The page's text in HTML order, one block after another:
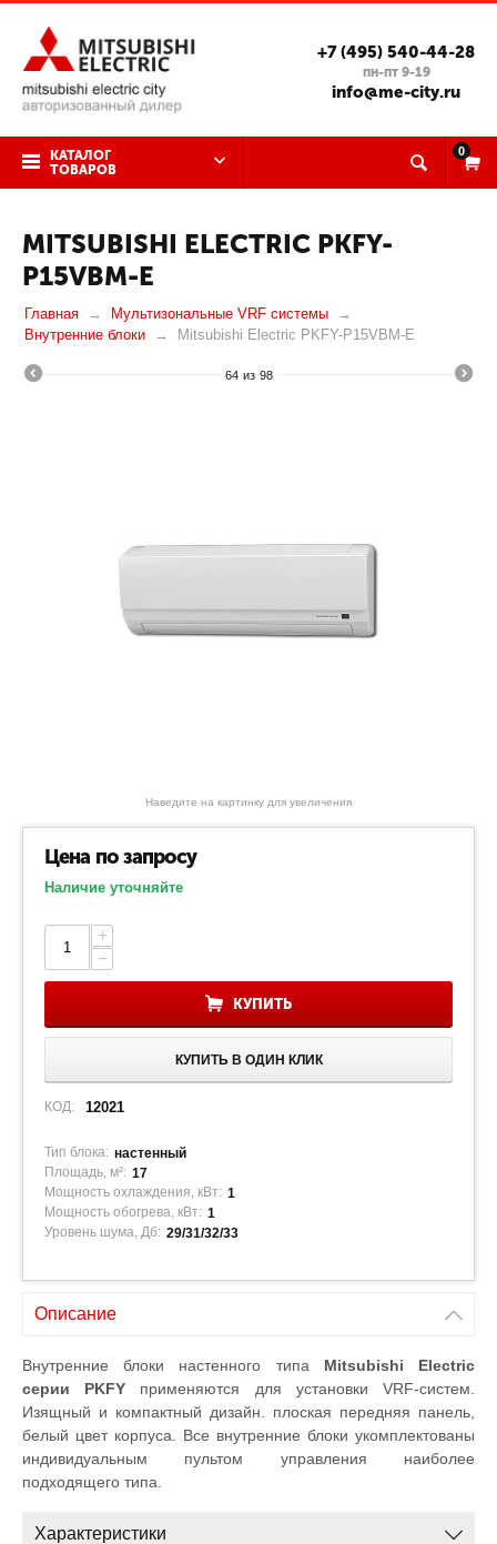
+7 (495) 540-44-28
пн-пт 9-19
info@me-city.ru
КАТАЛОГ
ТОВАРОВ
0
MITSUBISHI ELECTRIC PKFY-
P15VBM-E
Главная
Мультизональные VRF системы
Внутренние блоки
Mitsubishi Electric PKFY-P15VBM-E
64 из 98
Наведите на картинку для увеличения
Цена по запросу
Наличие уточняйте
+
−
КУПИТЬ
КУПИТЬ В ОДИН КЛИК
КОД: 12021
Тип блока: настенный
Площадь, м²: 17
Мощность охлаждения, кВт: 1
Мощность обогрева, кВт: 1
Уровень шума, Дб: 29/31/32/33
Описание
Внутренние блоки настенного типа Mitsubishi Electric
серии PKFY применяются для установки VRF-систем.
Изящный и компактный дизайн. плоская передняя панель,
белый цвет корпуса. Все внутренние блоки укомплектованы
индивидуальным пультом управления наиболее
подходящего типа.
Характеристики